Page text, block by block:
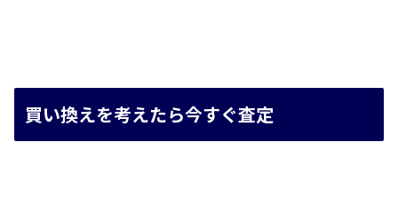
買い換えを考えたら今すぐ査定